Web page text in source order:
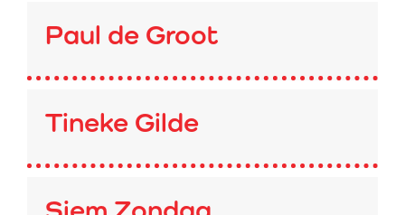
Paul de Groot
Tineke Gilde